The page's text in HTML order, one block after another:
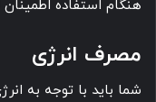
هنگام استفاده اطمینان
مصرف انرژی
شما باید با توجه به